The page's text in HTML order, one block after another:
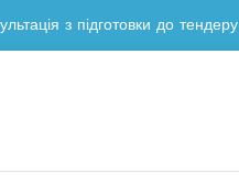
з підготовки до тендеру